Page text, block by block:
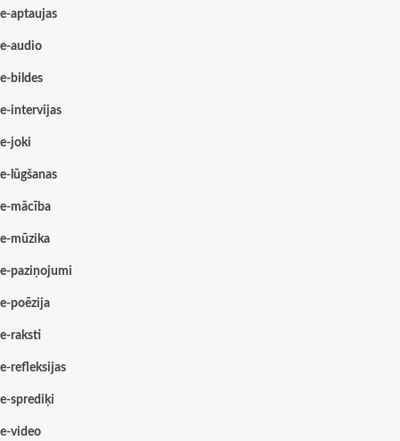
e-aptaujas
e-audio
e-bildes
e-intervijas
e-joki
e-lūgšanas
e-mācība
e-mūzika
e-paziņojumi
e-poēzija
e-raksti
e-refleksijas
e-sprediķi
e-video